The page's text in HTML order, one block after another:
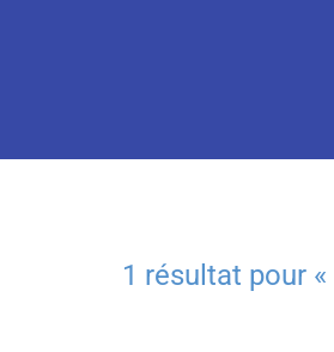
1 résultat pour «